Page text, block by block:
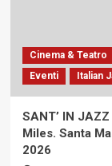
Cinema & Teatro
Eventi
Italian
SANT’ IN
Miles. Santa
2026